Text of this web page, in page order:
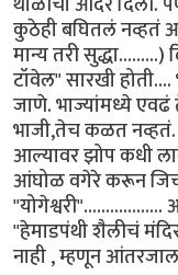
कुठेही बघितलं नव्हतं
मान्य तरी
टॉवेल" सारखी
जाणे. भाज्यांमध्ये
भाजी,तेच कळत
आल्यावर झोप कधी
आंघोळ वगेरे करून
"हेमाडपंथी शैलीचं
नाही , म्हणून